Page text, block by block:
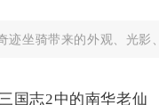
迹坐骑带来的外观、光影
国志2中的南华老仙